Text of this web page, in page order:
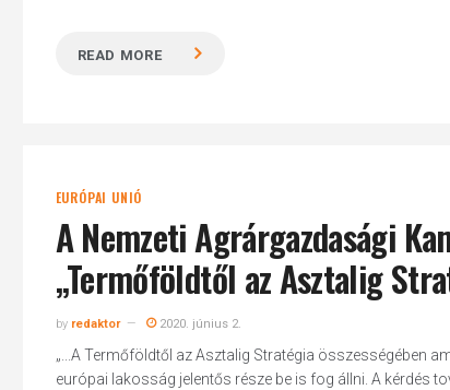
READ MORE
EURÓPAI UNIÓ
A Nemzeti Agrárgazdasági
„Termőföldtől az Asztalig
by redaktor 2020. június 2.
„...A Termőföldtől az Asztalig Stratégia összességében
európai lakosság jelentős része be is fog állni. A kérdés